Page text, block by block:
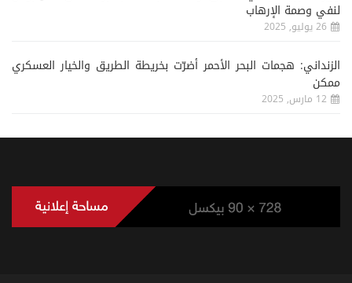
لنفي وصمة الإرهاب
26 يوليو, 2025
الزنداني: هجمات البحر الأحمر أضرّت بخريطة الطريق والخيار العسكري
ممكن
12 مارس, 2025